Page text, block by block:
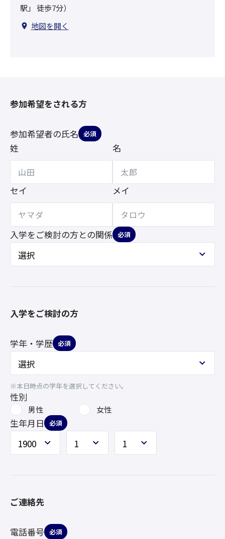
駅」 徒歩7分）
地図を開く
参加希望をされる方
参加希望者の氏名 必須
姓 名
セイ メイ
入学をご検討の方との関係 必須
入学をご検討の方
学年・学歴 必須
※本日時点の学年を選択してください。
性別
男性 女性
生年月日 必須
ご連絡先
電話番号 必須